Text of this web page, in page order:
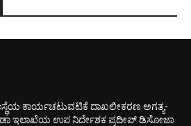
ಕಾರ್ಯಚಟುವಟಿಕೆ ದಾಖಲೀಕರಣ ಅಗತ್ಯ-
ಇಲಾಖೆಯ ಉಪ ನಿರ್ದೇಶಕ ಪ್ರದೀಪ್ ಡಿಸೋಜಾ